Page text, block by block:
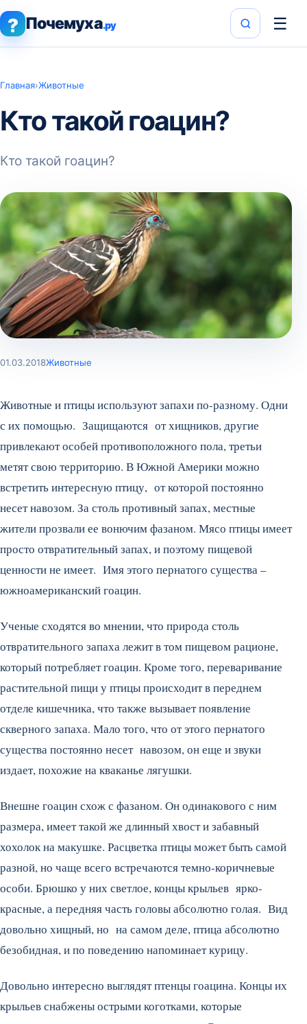
? Почемуха.ру ☰
Главная›Животные
Кто такой гоацин?
Кто такой гоацин?
01.03.2018Животные
Животные и птицы используют запахи по-разному. Одни
с их помощью. Защищаются от хищников, другие
привлекают особей противоположного пола, третьи
метят свою территорию. В Южной Америки можно
встретить интересную птицу, от которой постоянно
несет навозом. За столь противный запах, местные
жители прозвали ее вонючим фазаном. Мясо птицы имеет
просто отвратительный запах, и поэтому пищевой
ценности не имеет. Имя этого пернатого существа –
южноамериканский гоацин.
Ученые сходятся во мнении, что природа столь
отвратительного запаха лежит в том пищевом рационе,
который потребляет гоацин. Кроме того, переваривание
растительной пищи у птицы происходит в переднем
отделе кишечника, что также вызывает появление
скверного запаха. Мало того, что от этого пернатого
существа постоянно несет навозом, он еще и звуки
издает, похожие на кваканье лягушки.
Внешне гоацин схож с фазаном. Он одинакового с ним
размера, имеет такой же длинный хвост и забавный
хохолок на макушке. Расцветка птицы может быть самой
разной, но чаще всего встречаются темно-коричневые
особи. Брюшко у них светлое, концы крыльев ярко-
красные, а передняя часть головы абсолютно голая. Вид
довольно хищный, но на самом деле, птица абсолютно
безобидная, и по поведению напоминает курицу.
Довольно интересно выглядят птенцы гоацина. Концы их
крыльев снабжены острыми коготками, которые